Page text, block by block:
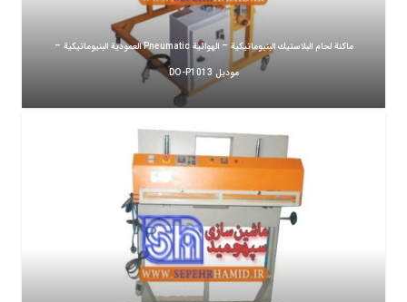
ماكنة لحام البلاستيك البنيوماتيكية – الهوائية Pneumatic العمودية البنيوماتيكية –
موديل DO-P1013